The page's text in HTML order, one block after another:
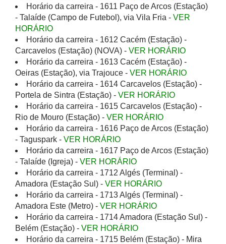
Horário da carreira - 1611 Paço de Arcos (Estação)
- Talaíde (Campo de Futebol), via Vila Fria - VER
HORÁRIO
Horário da carreira - 1612 Cacém (Estação) -
Carcavelos (Estação) (NOVA) - VER HORÁRIO
Horário da carreira - 1613 Cacém (Estação) -
Oeiras (Estação), via Trajouce - VER HORÁRIO
Horário da carreira - 1614 Carcavelos (Estação) -
Portela de Sintra (Estação) - VER HORÁRIO
Horário da carreira - 1615 Carcavelos (Estação) -
Rio de Mouro (Estação) - VER HORÁRIO
Horário da carreira - 1616 Paço de Arcos (Estação)
- Taguspark - VER HORÁRIO
Horário da carreira - 1617 Paço de Arcos (Estação)
- Talaíde (Igreja) - VER HORÁRIO
Horário da carreira - 1712 Algés (Terminal) -
Amadora (Estação Sul) - VER HORÁRIO
Horário da carreira - 1713 Algés (Terminal) -
Amadora Este (Metro) - VER HORÁRIO
Horário da carreira - 1714 Amadora (Estação Sul) -
Belém (Estação) - VER HORÁRIO
Horário da carreira - 1715 Belém (Estação) - Mira